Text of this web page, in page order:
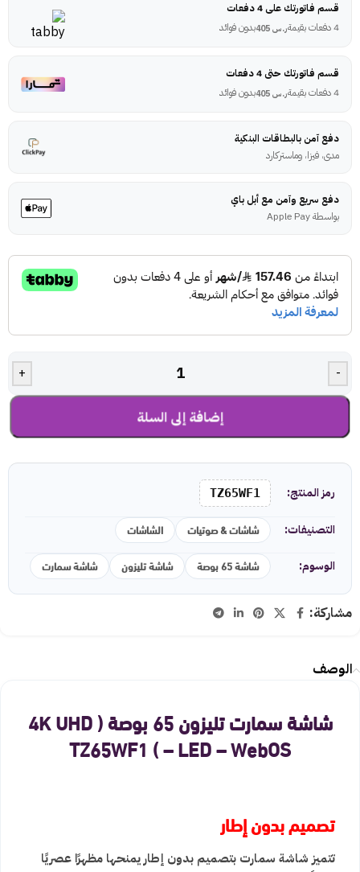
قسم فاتورتك على 4 دفعات
4 دفعات بقيمة
ر.س بدون فوائد
قسم فاتورتك حتى 4 دفعات
4 دفعات بقيمة
ر.س بدون فوائد
دفع آمن بالبطاقات البنكية
مدى، فيزا، وماستركارد
دفع سريع وآمن مع أبل باي
بواسطة Apple Pay
-
+
إضافة إلى السلة
رمز المنتج: TZ65WF1
التصنيفات: شاشات & صوتيات الشاشات
الوسوم: شاشة 65 بوصة شاشة تليزون شاشة سمارت
مشاركة:
الوصف
شاشة سمارت تليزون 65 بوصة ( 4K UHD
– LED – WebOS ) TZ65WF1
تصميم بدون إطار
تتميز شاشة سمارت بتصميم بدون إطار يمنحها مظهرًا عصريًا